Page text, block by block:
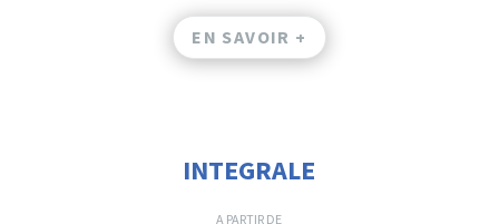
EN SAVOIR +
INTEGRALE
A PARTIR DE